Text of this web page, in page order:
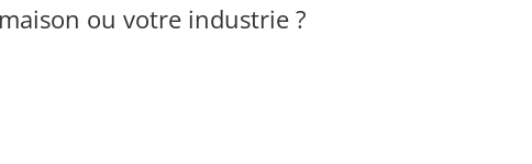
ou votre industrie ?